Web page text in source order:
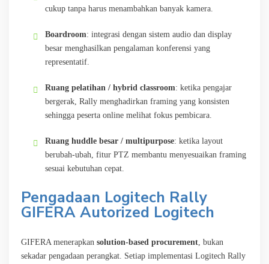
cukup tanpa harus menambahkan banyak kamera.
Boardroom: integrasi dengan sistem audio dan display
besar menghasilkan pengalaman konferensi yang
representatif.
Ruang pelatihan / hybrid classroom: ketika pengajar
bergerak, Rally menghadirkan framing yang konsisten
sehingga peserta online melihat fokus pembicara.
Ruang huddle besar / multipurpose: ketika layout
berubah-ubah, fitur PTZ membantu menyesuaikan framing
sesuai kebutuhan cepat.
Pengadaan Logitech Rally
GIFERA Autorized Logitech
GIFERA menerapkan solution-based procurement , bukan
sekadar pengadaan perangkat. Setiap implementasi Logitech Rally